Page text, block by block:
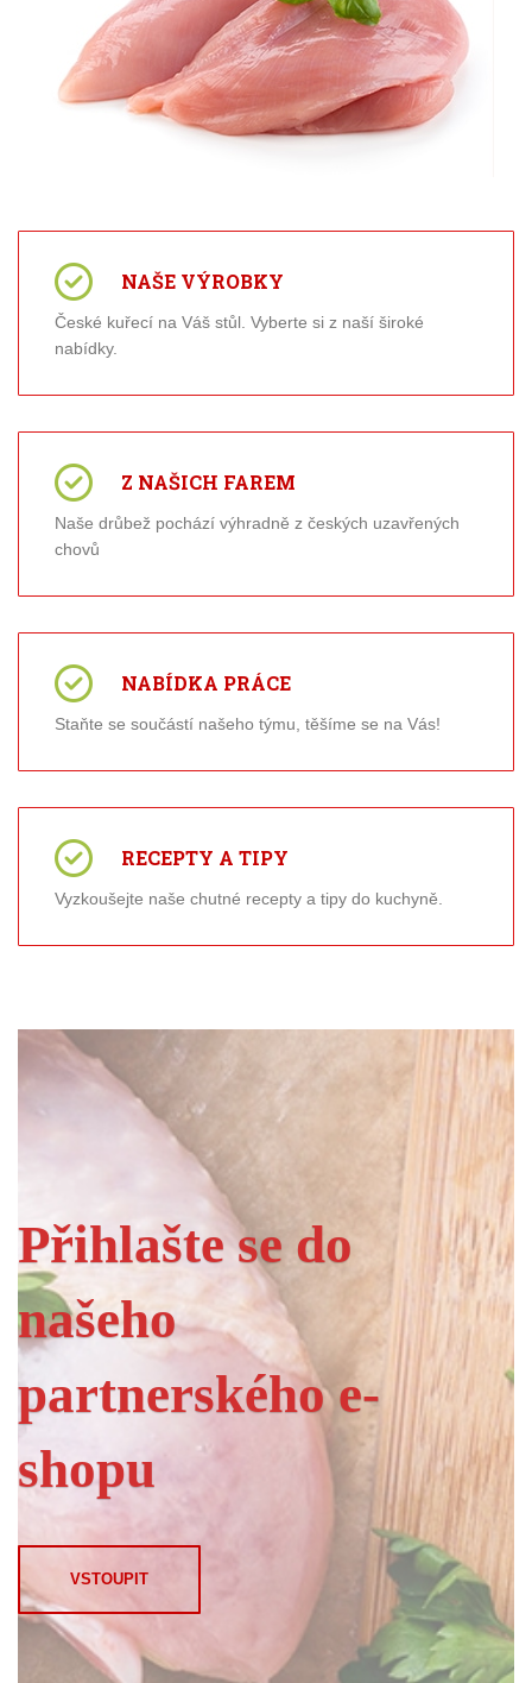
NAŠE VÝROBKY
České kuřecí na Váš stůl. Vyberte si z naší široké
nabídky.
Z NAŠICH FAREM
Naše drůbež pochází výhradně z českých uzavřených
chovů
NABÍDKA PRÁCE
Staňte se součástí našeho týmu, těšíme se na Vás!
RECEPTY A TIPY
Vyzkoušejte naše chutné recepty a tipy do kuchyně.
Přihlašte se do
našeho
partnerského e-
shopu
VSTOUPIT